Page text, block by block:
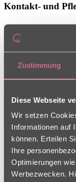
Zustimmung
Diese Webseite
Wir setzen
Informationen auf
können. Erteilen
Ihre
Optimierungen
Werbezwecken.
Kontakt- und
Sie haben Fragen
einen Pflegeplatz?
uns auf Ihre Nachricht
Senden